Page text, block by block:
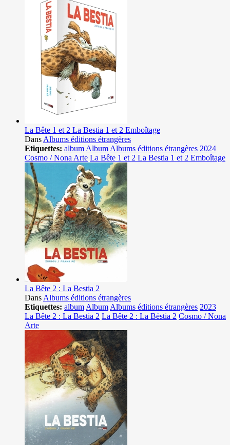
La Bête 1 et 2 La Bestia 1 et 2 Emboîtage
Dans Albums éditions étrangères
Etiquettes: album Album Albums éditions étrangères 2024
Cosmo / Nona Arte La Bête 1 et 2 La Bestia 1 et 2 Emboîtage
La Bête 2 : La Bestia 2
Dans Albums éditions étrangères
Etiquettes: album Album Albums éditions étrangères 2023
La Bête 2 : La Bestia 2 La Bête 2 : La Bèstia 2 Cosmo / Nona
Arte